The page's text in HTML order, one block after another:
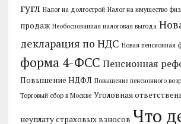
гугл Налог на долгострой Налог на имущество
продаж Необоснованная налоговая выгода
декларация по НДС Новая пенсионная
форма 4-ФСС Пенсионная
Повышение НДФЛ Повышение пенсионного
Торговый сбор в Москве Уголовная
неуплату страховых взносов Что